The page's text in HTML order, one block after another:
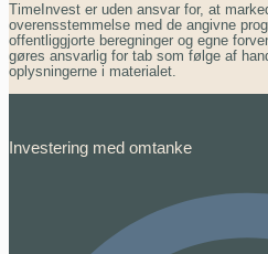
TimeInvest er uden ansvar for, at
overensstemmelse med de angivne
offentliggjorte beregninger og egne
gøres ansvarlig for tab som følge af
oplysningerne i materialet.
Investering med omtanke